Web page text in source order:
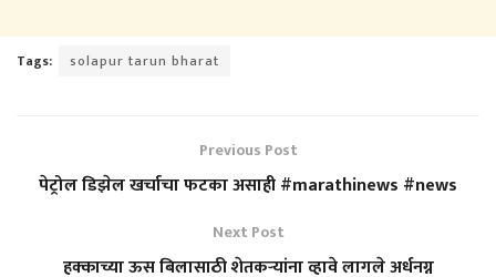
Tags: solapur tarun bharat
Previous Post
पेट्रोल डिझेल खर्चाचा फटका असाही #marathinews #news
Next Post
हक्काच्या ऊस बिलासाठी शेतकऱ्यांना व्हावे लागले अर्धनग्न